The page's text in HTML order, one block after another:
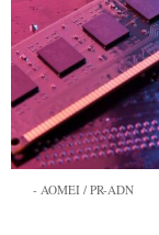
AOMEI / PR-ADN